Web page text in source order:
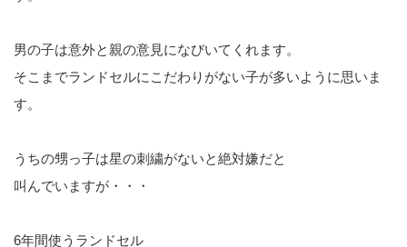
男の子は意外と親の意見になびいてくれます。
そこまでランドセルにこだわりがない子が多いように思いま
す。
うちの甥っ子は星の刺繍がないと絶対嫌だと
叫んでいますが・・・
6年間使うランドセル